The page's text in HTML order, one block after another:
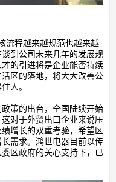
流程越来越规范也越来越
到公司未来几年的发展规
的引进将是企业能否持续
区的落地，将大大改善公
人。
策的出台，全国陆续开始
对于外贸出口企业来说压
增长的双重考验，希望区
需求。鸿世电器目前以传
区政府的关心支持下，已